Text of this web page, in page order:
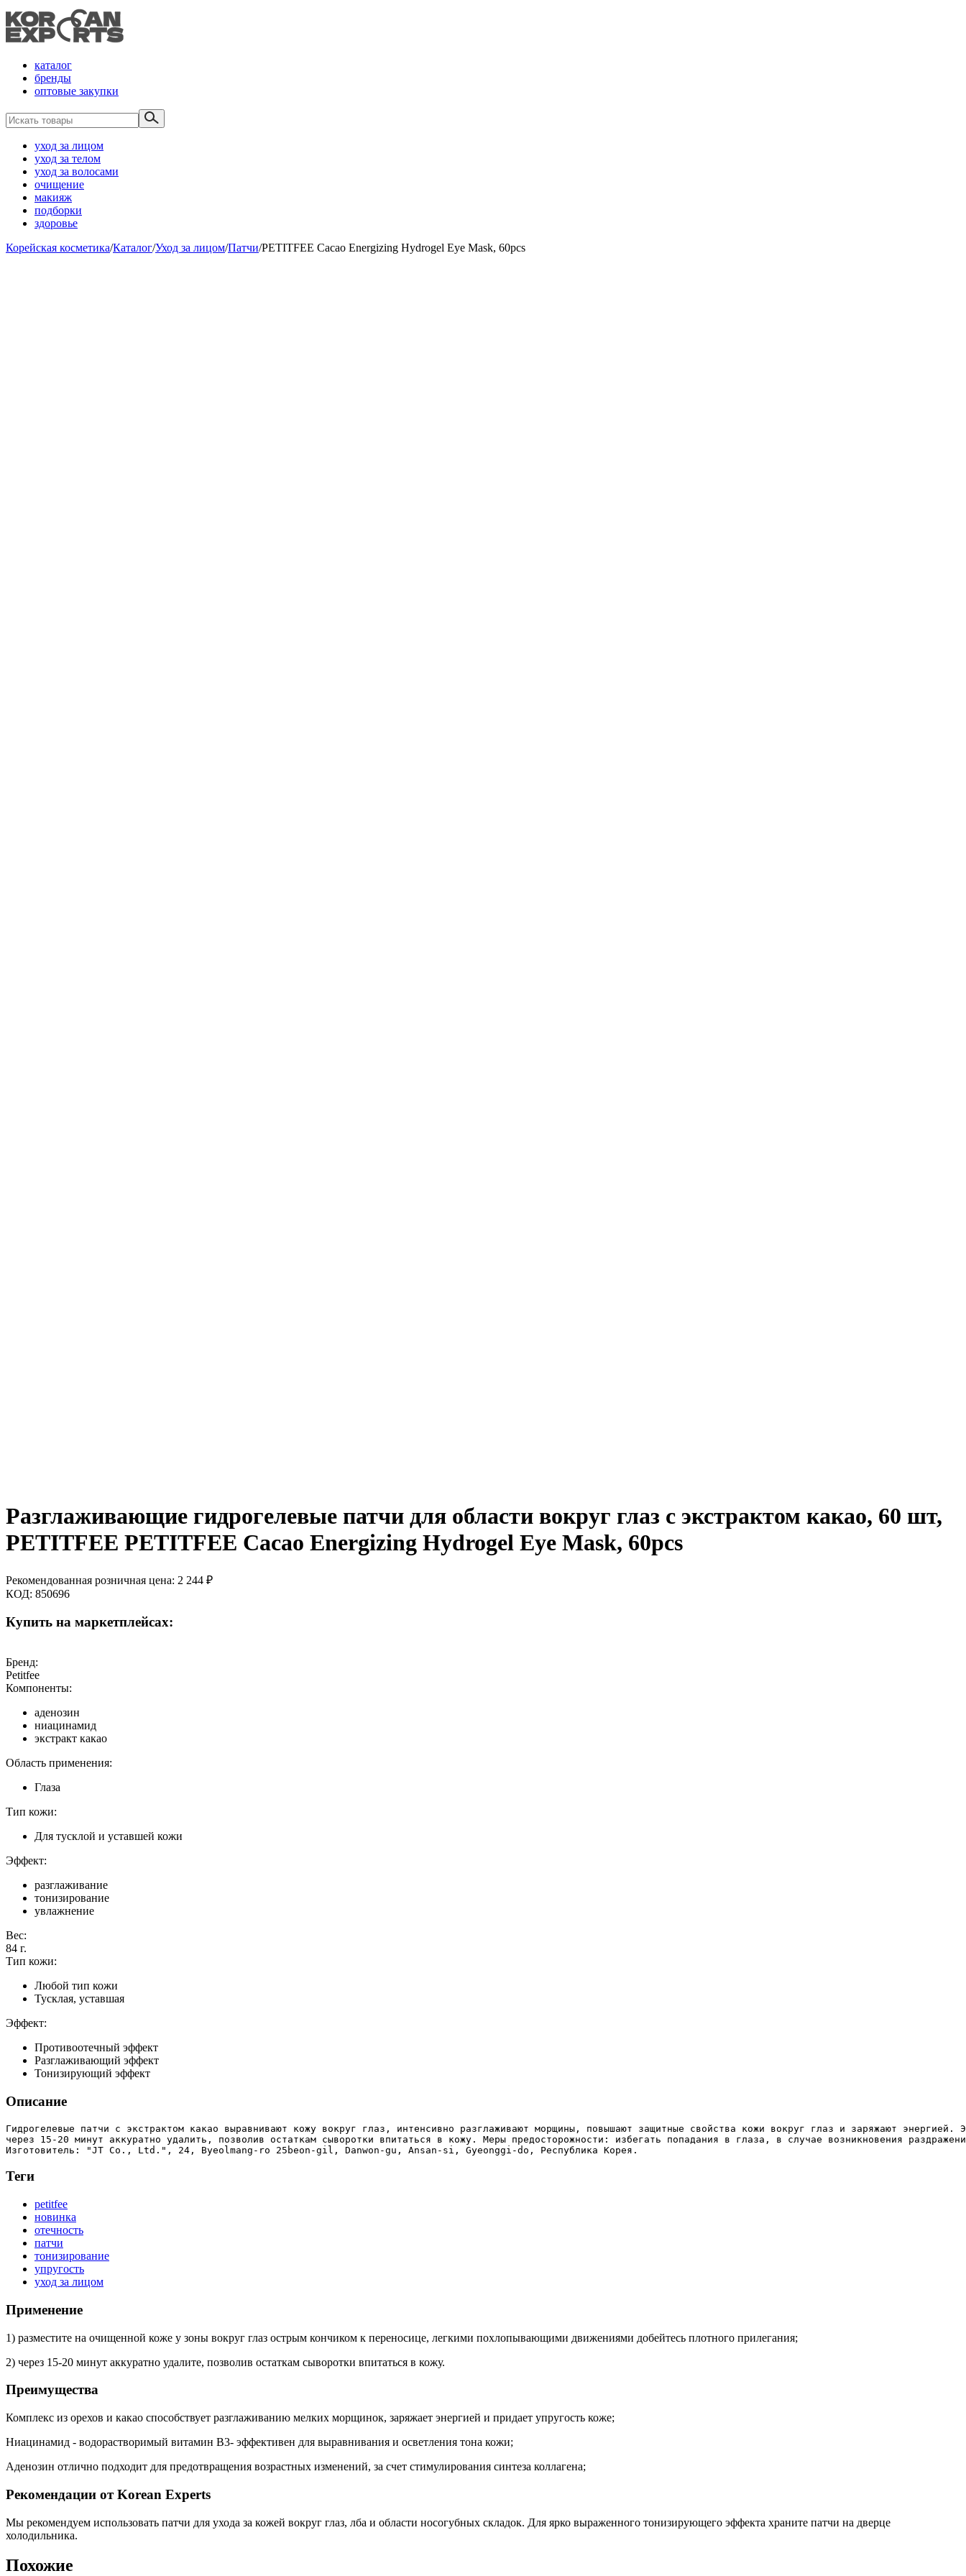
каталог
бренды
оптовые закупки
уход за лицом
уход за телом
уход за волосами
очищение
макияж
подборки
здоровье
Корейская косметика/Каталог/Уход за лицом/Патчи/PETITFEE Cacao Energizing Hydrogel Eye Mask, 60pcs
Разглаживающие гидрогелевые патчи для области вокруг глаз с экстрактом какао, 60 шт,
PETITFEE PETITFEE Cacao Energizing Hydrogel Eye Mask, 60pcs
Рекомендованная розничная цена: 2 244 ₽
КОД: 850696
Купить на маркетплейсах:
Бренд:
Petitfee
Компоненты:
аденозин
ниацинамид
экстракт какао
Область применения:
Глаза
Тип кожи:
Для тусклой и уставшей кожи
Эффект:
разглаживание
тонизирование
увлажнение
Вес:
84 г.
Тип кожи:
Любой тип кожи
Тусклая, уставшая
Эффект:
Противоотечный эффект
Разглаживающий эффект
Тонизирующий эффект
Описание
Гидрогелевые патчи с экстрактом какао выравнивают кожу вокруг глаз, интенсивно разглаживают морщины, повышают защитные свойства кожи вокруг глаз и заряжают
через 15-20 минут аккуратно удалить, позволив остаткам сыворотки впитаться в кожу. Меры предосторожности: избегать попадания в глаза, в случае возникновения
Теги
petitfee
новинка
отечность
патчи
тонизирование
упругость
уход за лицом
Применение
1) разместите на очищенной коже у зоны вокруг глаз острым кончиком к переносице, легкими похлопывающими движениями добейтесь плотного прилегания;
2) через 15-20 минут аккуратно удалите, позволив остаткам сыворотки впитаться в кожу.
Преимущества
Комплекс из орехов и какао способствует разглаживанию мелких морщинок, заряжает энергией и придает упругость коже;
Ниацинамид - водорастворимый витамин В3- эффективен для выравнивания и осветления тона кожи;
Аденозин отлично подходит для предотвращения возрастных изменений, за счет стимулирования синтеза коллагена;
Рекомендации от Korean Experts
Мы рекомендуем использовать патчи для ухода за кожей вокруг глаз, лба и области носогубных складок. Для ярко выраженного тонизирующего эффекта храните патчи на дверце
холодильника.
Похожие